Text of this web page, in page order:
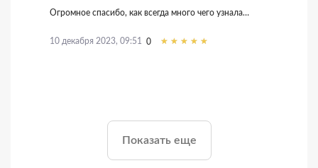
Огромное спасибо, как всегда много чего узнала…
10 декабря 2023, 09:51 0
Показать еще